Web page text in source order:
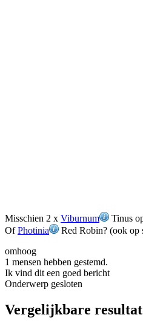
Misschien 2 x Viburnum
Tinus
OfPhotinia
Red Robin? (ook op
omhoog
1 mensen hebben gestemd.
Ik vind dit een goed bericht
Onderwerp gesloten
Vergelijkbare